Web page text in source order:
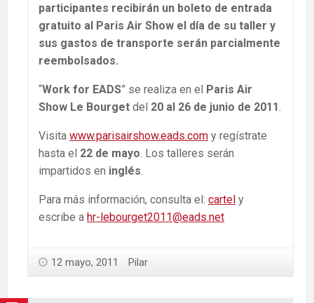
participantes recibirán un boleto de entrada
gratuito al Paris Air Show el día de su taller y
sus gastos de transporte serán parcialmente
reembolsados.
“Work for EADS” se realiza en el Paris Air
Show Le Bourget del 20 al 26 de junio de 2011.
Visita www.parisairshow.eads.com y regístrate
hasta el 22 de mayo. Los talleres serán
impartidos en inglés.
Para más información, consulta el: cartel y
escribe a hr-lebourget2011@eads.net
12 mayo, 2011 Pilar